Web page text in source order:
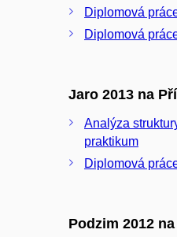
Diplomová práce
Diplomová práce
Jaro 2013 na
Analýza
praktikum
Diplomová práce
Podzim 2012